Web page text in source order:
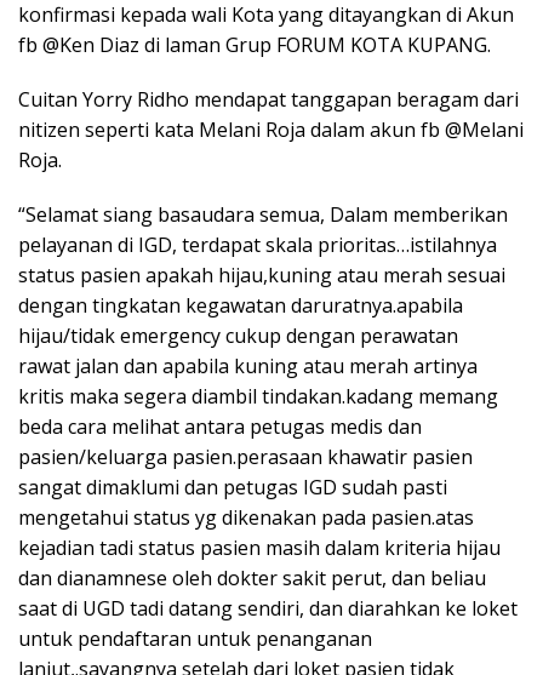
konfirmasi kepada wali Kota yang ditayangkan di Akun
fb @Ken Diaz di laman Grup FORUM KOTA KUPANG.
Cuitan Yorry Ridho mendapat tanggapan beragam dari
nitizen seperti kata Melani Roja dalam akun fb @Melani
Roja.
“Selamat siang basaudara semua, Dalam memberikan
pelayanan di IGD, terdapat skala prioritas…istilahnya
status pasien apakah hijau,kuning atau merah sesuai
dengan tingkatan kegawatan daruratnya.apabila
hijau/tidak emergency cukup dengan perawatan
rawat jalan dan apabila kuning atau merah artinya
kritis maka segera diambil tindakan.kadang memang
beda cara melihat antara petugas medis dan
pasien/keluarga pasien.perasaan khawatir pasien
sangat dimaklumi dan petugas IGD sudah pasti
mengetahui status yg dikenakan pada pasien.atas
kejadian tadi status pasien masih dalam kriteria hijau
dan dianamnese oleh dokter sakit perut, dan beliau
saat di UGD tadi datang sendiri, dan diarahkan ke loket
untuk pendaftaran untuk penanganan
lanjut,.sayangnya setelah dari loket pasien tidak